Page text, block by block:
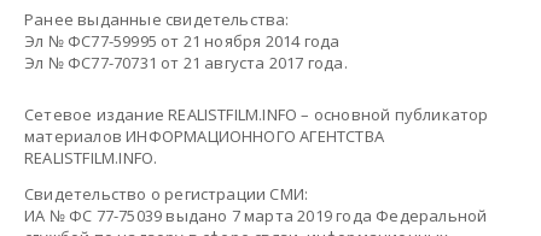
Ранее выданные свидетельства:
Эл № ФС77-59995 от 21 ноября 2014 года
Эл № ФС77-70731 от 21 августа 2017 года.
Сетевое издание REALISTFILM.INFO – основной публикатор
материалов ИНФОРМАЦИОННОГО АГЕНТСТВА
REALISTFILM.INFO.
Свидетельство о регистрации СМИ:
ИА № ФС 77-75039 выдано 7 марта 2019 года Федеральной